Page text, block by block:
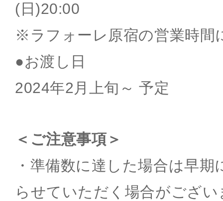
(日)20:00
※ラフォーレ原宿の営業時間
●お渡し日
2024年2月上旬～ 予定
＜ご注意事項＞
・準備数に達した場合は早
らせていただく場合がござい